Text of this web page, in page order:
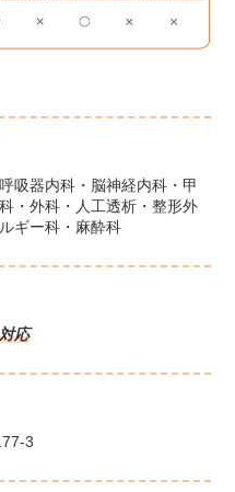
吸器内科・脳神経内科・甲
・外科・人工透析・整形外
ギー科・麻酔科
応
3